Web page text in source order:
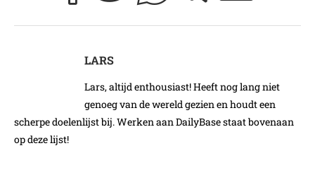
LARS
Lars, altijd enthousiast! Heeft nog lang niet
genoeg van de wereld gezien en houdt een
scherpe doelenlijst bij. Werken aan DailyBase staat bovenaan
op deze lijst!